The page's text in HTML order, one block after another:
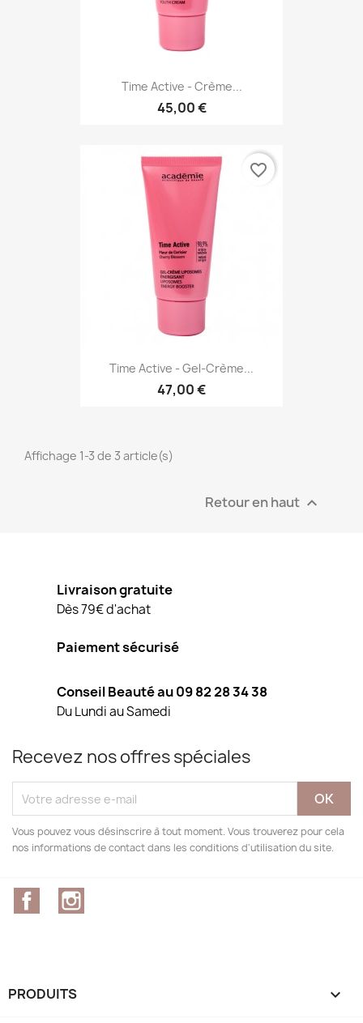
Time Active - Crème...
45,00 €
Time Active - Gel-Crème...
47,00 €
favorite_border
Affichage 1-3 de 3 article(s)
Retour en haut 
Livraison gratuite
Dès 79€ d'achat
Paiement sécurisé
Conseil Beauté au 09 82 28 34 38
Du Lundi au Samedi
Recevez nos offres spéciales
Vous pouvez vous désinscrire à tout moment. Vous trouverez pour cela
nos informations de contact dans les conditions d'utilisation du site.
Facebook
PRODUITS 